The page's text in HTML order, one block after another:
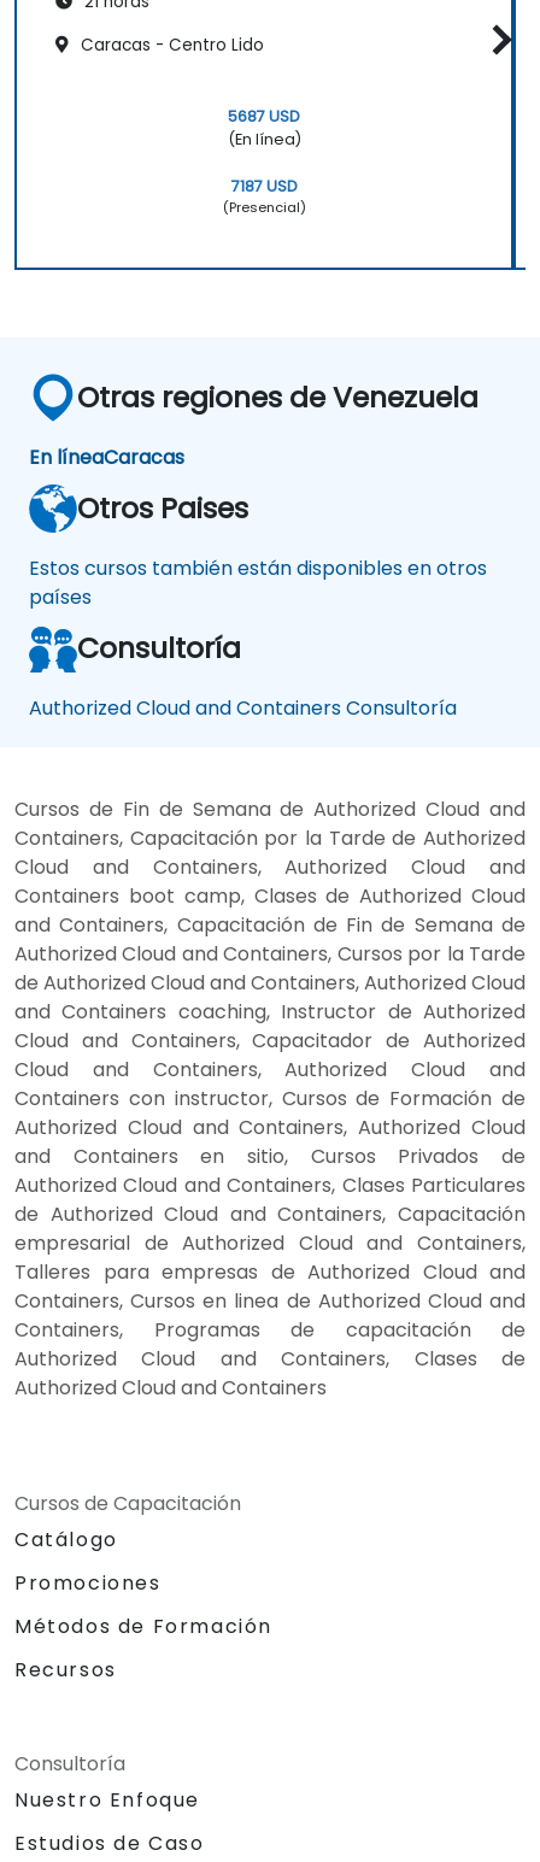
Caracas - Centro Lido
5687 USD
(En línea)
7187 USD
(Presencial)
Otras regiones de Venezuela
En líneaCaracas
Otros Paises
Estos cursos también están disponibles en otros
países
Consultoría
Authorized Cloud and Containers Consultoría
Cursos de Fin de Semana de Authorized Cloud and
Containers, Capacitación por la Tarde de Authorized
Cloud and Containers, Authorized Cloud and
Containers boot camp, Clases de Authorized Cloud
and Containers, Capacitación de Fin de Semana de
Authorized Cloud and Containers, Cursos por la Tarde
de Authorized Cloud and Containers, Authorized Cloud
and Containers coaching, Instructor de Authorized
Cloud and Containers, Capacitador de Authorized
Cloud and Containers, Authorized Cloud and
Containers con instructor, Cursos de Formación de
Authorized Cloud and Containers, Authorized Cloud
and Containers en sitio, Cursos Privados de
Authorized Cloud and Containers, Clases Particulares
de Authorized Cloud and Containers, Capacitación
empresarial de Authorized Cloud and Containers,
Talleres para empresas de Authorized Cloud and
Containers, Cursos en linea de Authorized Cloud and
Containers, Programas de capacitación de
Authorized Cloud and Containers, Clases de
Authorized Cloud and Containers
Cursos de Capacitación
Catálogo
Promociones
Métodos de Formación
Recursos
Consultoría
Nuestro Enfoque
Estudios de Caso